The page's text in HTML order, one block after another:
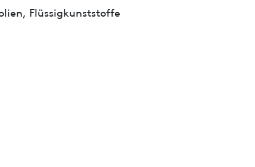
Flüssigkunststoffe